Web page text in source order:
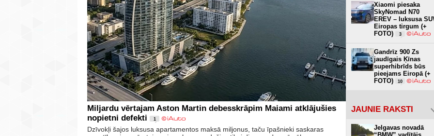
Miljardu vērtajam Aston Martin debesskrāpim Maiami atklājušies
nopietni defekti
1
Dzīvokļi šajos luksusa apartamentos maksā miljonus, taču īpašnieki saskaras
Xiaomi piesaka
SkyNomad N70
EREV – luksusa
Eiropas tirgum (+
FOTO)
3
Gandrīz 900 Zs
jaudīgais Ķīnas
superhibrīds būs
pieejams Eiropā (+
FOTO)
10
JAUNIE RAKSTI
Jelgavas novadā